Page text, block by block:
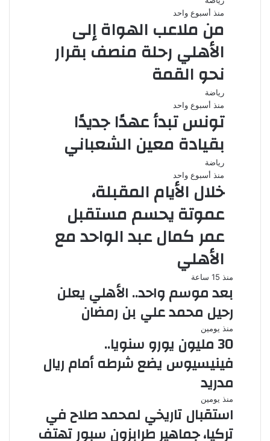
منذ أسبوع واحد
من ملاعب الهواة إلى
الأهلي رحلة منصف بقرار
نحو القمة
رياضة
منذ أسبوع واحد
تونس تبدأ عهدًا جديدًا
بقيادة معين الشعباني
رياضة
منذ أسبوع واحد
خلال الأيام المقبلة،
عموتة يحسم مستقبل
عمر كمال عبد الواحد مع
الأهلي
منذ 15 ساعة
بعد موسم واحد.. الأهلي يعلن
رحيل محمد علي بن رمضان
منذ يومين
30 مليون يورو سنويا..
فينيسيوس يضع شرطه أمام ريال
مدريد
منذ يومين
استقبال تاريخي لمحمد صلاح في
تركيا، جماهير طرابزون سبور تهتف